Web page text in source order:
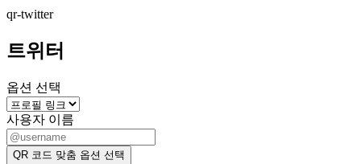
qr-twitter
트위터
옵션 선택
사용자 이름
QR 코드 맞춤 옵션 선택